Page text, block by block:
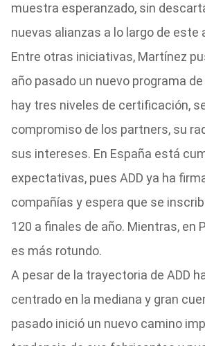
muestra esperanzado, sin
nuevas alianzas a lo largo de este
Entre otras iniciativas, Martínez
año pasado un nuevo programa
hay tres niveles de certificación,
compromiso de los partners, su
sus intereses. En España está
expectativas, pues ADD ya ha
compañías y espera que se
120 a finales de año. Mientras, en
es más rotundo.
A pesar de la trayectoria de ADD
centrado en la mediana y gran
pasado inició un nuevo camino